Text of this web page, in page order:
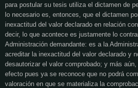
para postular su tesis utiliza el dictamen de
lo necesario es, entonces, que el dictamen
inexactitud del valor declarado en relación
decir, lo que acontece es justamente lo
Administración demandante: es a la
acreditar la inexactitud del valor declarado y
desautorizar el valor comprobado; y más
efecto pues ya se reconoce que no podrá
valoración en que se materializa la